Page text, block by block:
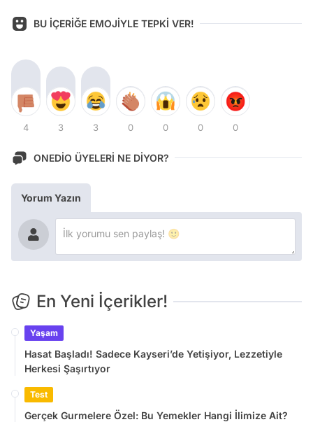
BU İÇERİĞE EMOJİYLE TEPKİ VER!
4 3 3 0 0 0 0
ONEDİO ÜYELERİ NE DİYOR?
Yorum Yazın
En Yeni İçerikler!
Yaşam
Hasat Başladı! Sadece Kayseri’de Yetişiyor, Lezzetiyle
Herkesi Şaşırtıyor
Test
Gerçek Gurmelere Özel: Bu Yemekler Hangi İlimize Ait?